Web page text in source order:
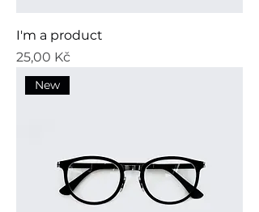
I'm a product
Cena
25,00 Kč
New